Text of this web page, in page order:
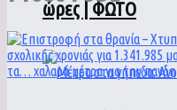
ώρες | ΦΩΤΟ